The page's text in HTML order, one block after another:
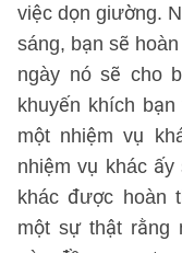
việc dọn giường.
sáng, bạn sẽ
ngày nó sẽ cho
khuyến khích
một nhiệm vụ
nhiệm vụ khác
khác được hoàn
một sự thật rằng